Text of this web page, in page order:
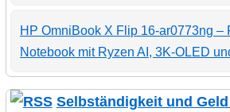
HP OmniBook X Flip 16-ar0773ng –
Notebook mit Ryzen AI, 3K-OLED
Selbständigkeit und